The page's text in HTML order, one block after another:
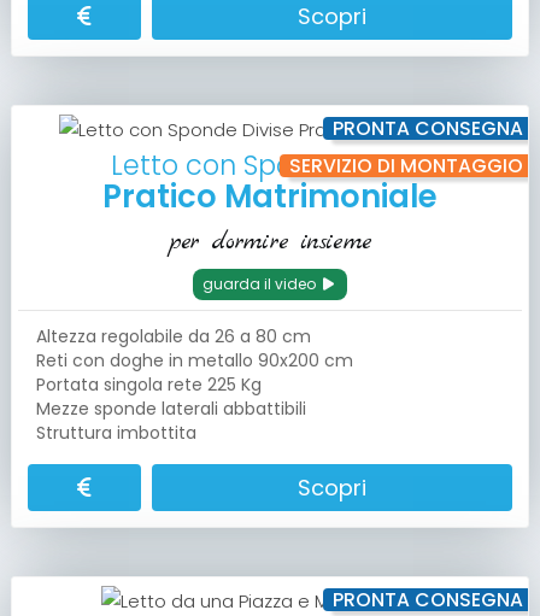
Scopri
PRONTA CONSEGNA
SERVIZIO DI MONTAGGIO
Letto con Sponde Divise
Pratico Matrimoniale
per dormire insieme
guarda il video
Altezza regolabile da 26 a 80 cm
Reti con doghe in metallo 90x200 cm
Portata singola rete 225 Kg
Mezze sponde laterali abbattibili
Struttura imbottita
Scopri
PRONTA CONSEGNA